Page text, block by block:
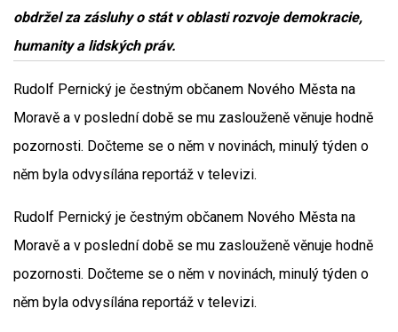
obdržel za zásluhy o stát v oblasti rozvoje demokracie,
humanity a lidských práv.
Rudolf Pernický je čestným občanem Nového Města na
Moravě a v poslední době se mu zaslouženě věnuje hodně
pozornosti. Dočteme se o něm v novinách, minulý týden o
něm byla odvysílána reportáž v televizi.
Rudolf Pernický je čestným občanem Nového Města na
Moravě a v poslední době se mu zaslouženě věnuje hodně
pozornosti. Dočteme se o něm v novinách, minulý týden o
něm byla odvysílána reportáž v televizi.